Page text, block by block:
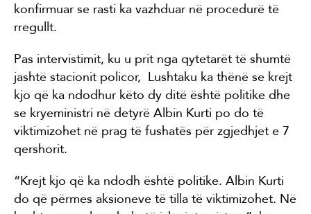
konfirmuar se rasti ka vazhduar në procedurë të
rregullt.
Pas intervistimit, ku u prit nga qytetarët të shumtë
jashtë stacionit policor, Lushtaku ka thënë se krejt
kjo që ka ndodhur këto dy ditë është politike dhe
se kryeministri në detyrë Albin Kurti po do të
viktimizohet në prag të fushatës për zgjedhjet e 7
qershorit.
“Krejt kjo që ka ndodh është politike. Albin Kurti
do që përmes aksioneve të tilla të viktimizohet. Në